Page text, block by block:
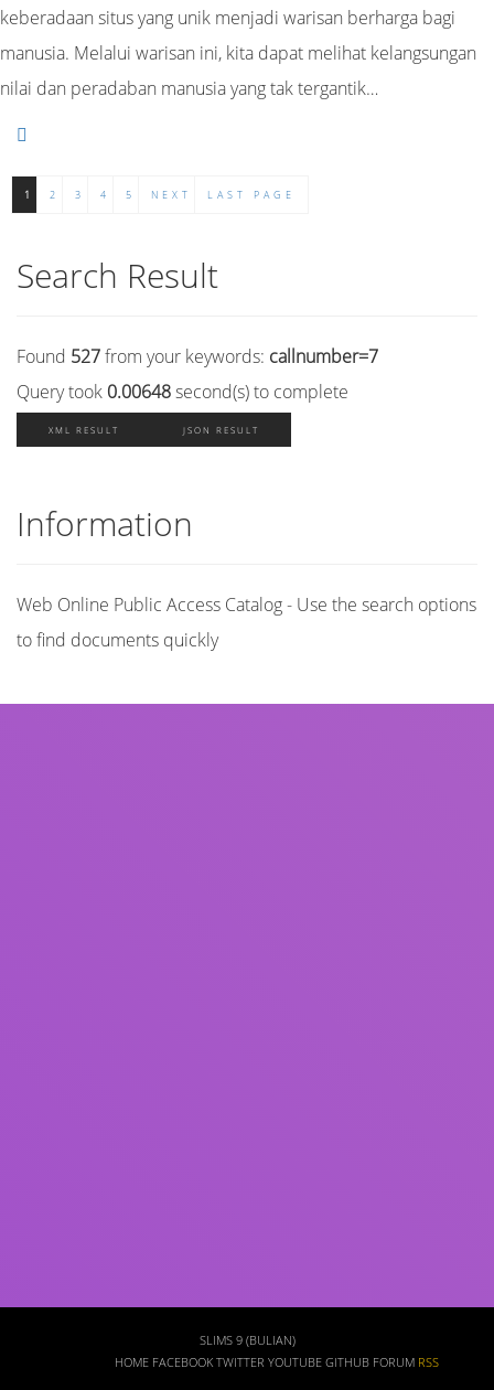
keberadaan situs yang unik menjadi warisan berharga bagi
manusia. Melalui warisan ini, kita dapat melihat kelangsungan
nilai dan peradaban manusia yang tak tergantik…
1 2 3 4 5 NEXT LAST PAGE
Search Result
Found 527from your keywords: callnumber=7
Query took 0.00648second(s) to complete
XML RESULT JSON RESULT
Information
Web Online Public Access Catalog - Use the search options
to find documents quickly
SLIMS 9 (BULIAN)
HOME FACEBOOK TWITTER YOUTUBE GITHUB FORUM RSS